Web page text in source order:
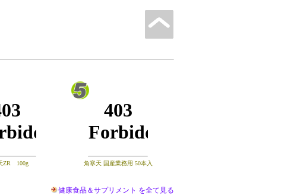
ZR 100g 角寒天 国産業務用 50本入
健康食品＆サプリメント を全て見る